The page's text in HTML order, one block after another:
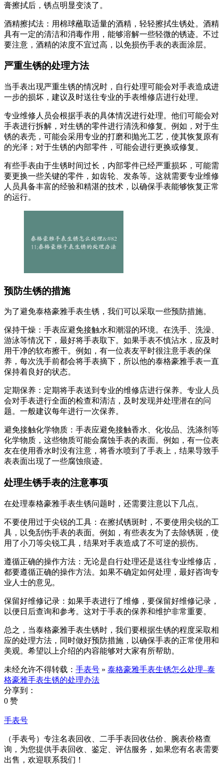
膏擦拭后，锈点明显变淡了。
酒精擦拭法：用棉球蘸取适量的酒精，轻轻擦拭生锈处。酒精
具有一定的清洁和消毒作用，能够溶解一些轻微的锈迹。不过
要注意，酒精的浓度不宜过高，以免损伤手表的表面涂层。
严重生锈的处理方法
当手表出现严重生锈的情况时，自行处理可能会对手表造成进
一步的损坏，建议及时送往专业的手表维修店进行处理。
专业维修人员会根据手表的具体情况进行处理。他们可能会对
手表进行拆解，对生锈的零件进行清洗和修复。例如，对于生
锈的表壳，可能会采用专业的打磨和抛光工艺，使其恢复原有
的光泽；对于生锈的内部零件，可能会进行更换或修复。
有些手表由于生锈时间过长，内部零件已经严重损坏，可能需
要更换一些关键的零件，如齿轮、发条等。这就需要专业维修
人员具备丰富的经验和精湛的技术，以确保手表能够恢复正常
的运行。
预防生锈的措施
为了避免泰格豪雅手表生锈，我们可以采取一些预防措施。
保持干燥：手表应避免接触水和潮湿的环境。在洗手、洗澡、
游泳等情况下，最好将手表取下。如果手表不慎沾水，应及时
用干净的软布擦干。例如，有一位表友平时很注意手表的保
养，每次洗手前都会将手表摘下，所以他的泰格豪雅手表一直
保持着良好的状态。
定期保养：定期将手表送到专业的维修店进行保养。专业人员
会对手表进行全面的检查和清洁，及时发现并处理潜在的问
题。一般建议每年进行一次保养。
避免接触化学物质：手表应避免接触香水、化妆品、洗涤剂等
化学物质，这些物质可能会腐蚀手表的表面。例如，有一位表
友在使用香水时没有注意，将香水喷到了手表上，结果导致手
表表面出现了一些腐蚀痕迹。
处理生锈手表的注意事项
在处理泰格豪雅手表生锈问题时，还需要注意以下几点。
不要使用过于尖锐的工具：在擦拭锈斑时，不要使用尖锐的工
具，以免刮伤手表的表面。例如，有些表友为了去除锈斑，使
用了小刀等尖锐工具，结果对手表造成了不可逆的损伤。
遵循正确的操作方法：无论是自行处理还是送往专业维修店，
都要遵循正确的操作方法。如果不确定如何处理，最好咨询专
业人士的意见。
保留好维修记录：如果手表进行了维修，要保留好维修记录，
以便日后查询和参考。这对于手表的保养和维护非常重要。
总之，当泰格豪雅手表生锈时，我们要根据生锈的程度采取相
应的处理方法，同时做好预防措施，以确保手表的正常使用和
美观。希望以上介绍的内容能够对大家有所帮助。
未经允许不得转载： 手表号 » 泰格豪雅手表生锈怎么处理–泰
格豪雅手表生锈的处理办法
分享到：
0 赞
手表号
（手表号）专注名表回收、二手手表回收估价、腕表价格查
询，为您提供手表回收、鉴定、评估服务，如果您有名表需要
出售，欢迎联系我们！